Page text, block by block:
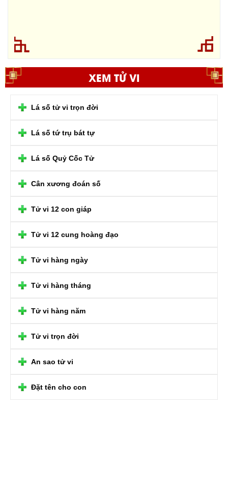
XEM TỬ VI
Lá số tử vi trọn đời
Lá số tứ trụ bát tự
Lá số Quỷ Cốc Tử
Cân xương đoán số
Tử vi 12 con giáp
Tử vi 12 cung hoàng đạo
Tử vi hàng ngày
Tử vi hàng tháng
Tử vi hàng năm
Tử vi trọn đời
An sao tử vi
Đặt tên cho con